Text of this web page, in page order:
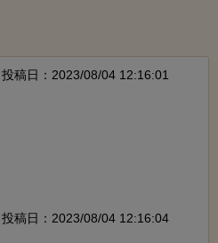
投稿日：2023/08/04 12:16:01
投稿日：2023/08/04 12:16:04